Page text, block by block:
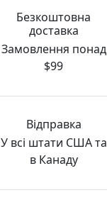
Безкоштовна
доставка
Замовлення понад
$99
Відправка
У всі штати США та
в Канаду